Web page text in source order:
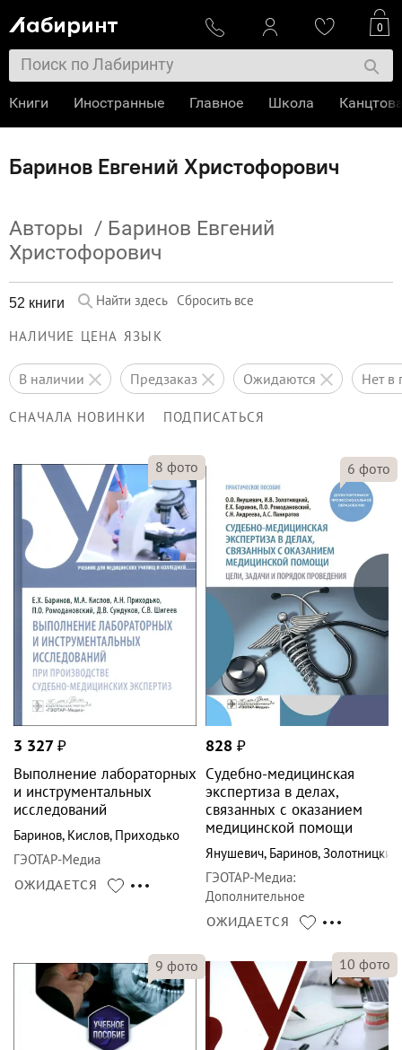
Баринов Евгений Христофорович
Авторы / Баринов Евгений
Христофорович
52 книги Найти здесь Сбросить все
НАЛИЧИЕ ЦЕНА ЯЗЫК
в наличии предзаказ ожидаются нет
СНАЧАЛА НОВИНКИ ПОДПИСАТЬСЯ
8 фото
3 327 ₽
Выполнение лабораторных
и инструментальных
исследований
Баринов, Кислов, Приходько
ГЭОТАР-Медиа
ОЖИДАЕТСЯ
6 фото
828 ₽
Судебно-медицинская
экспертиза в делах,
связанных с оказанием
медицинской помощи
Янушевич, Баринов,Золотницкий
ГЭОТАР-Медиа:
Дополнительное
профессиональное
образование
ОЖИДАЕТСЯ
9 фото 10 фото
0
Книги Иностранные Главное Школа